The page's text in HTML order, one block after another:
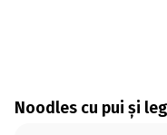
Noodles cu pui și